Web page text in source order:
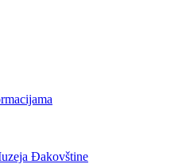
Đakovštine